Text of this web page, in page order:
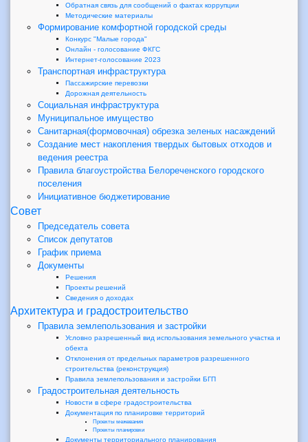
Обратная связь для сообщений о фактах коррупции
Методические материалы
Формирование комфортной городской среды
Конкурс "Малые города"
Онлайн - голосование ФКГС
Интернет-голосование 2023
Транспортная инфраструктура
Пассажирские перевозки
Дорожная деятельность
Социальная инфраструктура
Муниципальное имущество
Санитарная(формовочная) обрезка зеленых насаждений
Создание мест накопления твердых бытовых отходов и
ведения реестра
Правила благоустройства Белореченского городского
поселения
Инициативное бюджетирование
Совет
Председатель совета
Список депутатов
График приема
Документы
Решения
Проекты решений
Сведения о доходах
Архитектура и градостроительство
Правила землепользования и застройки
Условно разрешенный вид использования земельного участка и
обекта
Отклонения от предельных параметров разрешенного
строительства (реконструкция)
Правила землепользования и застройки БГП
Градостроительная деятельность
Новости в сфере градостроительства
Документация по планировке территорий
Проекты межевания
Проекты планировки
Документы территориального планирования